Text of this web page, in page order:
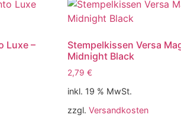
Luxe –
Stempelkissen Versa
Midnight Black
2,79€
inkl. 19 % MwSt.
zzgl.Versandkosten